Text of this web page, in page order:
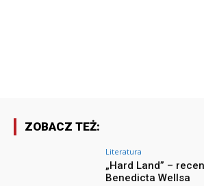
ZOBACZ TEŻ:
Literatura
„Hard Land” –
Benedicta Wellsa